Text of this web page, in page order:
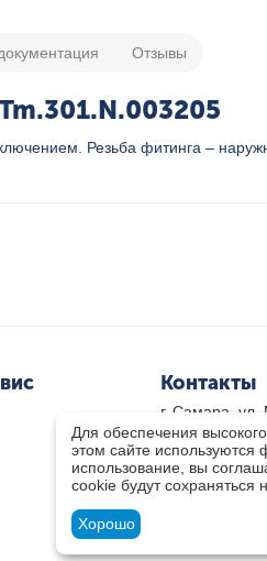
Отзывы
Резьба фитинга –
Контакты
г. Самара, ул.
8 800-333-33-
8(846)-211-
Пн-Пт 8.30 -
Для обеспечения
этом сайте
использование, вы
cookie будут сохраняться
Хорошо